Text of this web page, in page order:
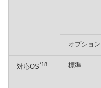
オプション
対応OS*18 標準